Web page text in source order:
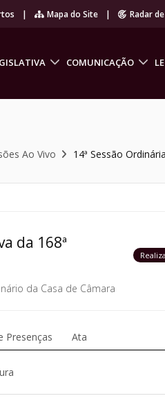
| Mapa do Site | Radar
COMUNICAÇÃO
Ao Vivo 14ª Sessão
da 168ª
da Casa de Câmara
Presenças Ata